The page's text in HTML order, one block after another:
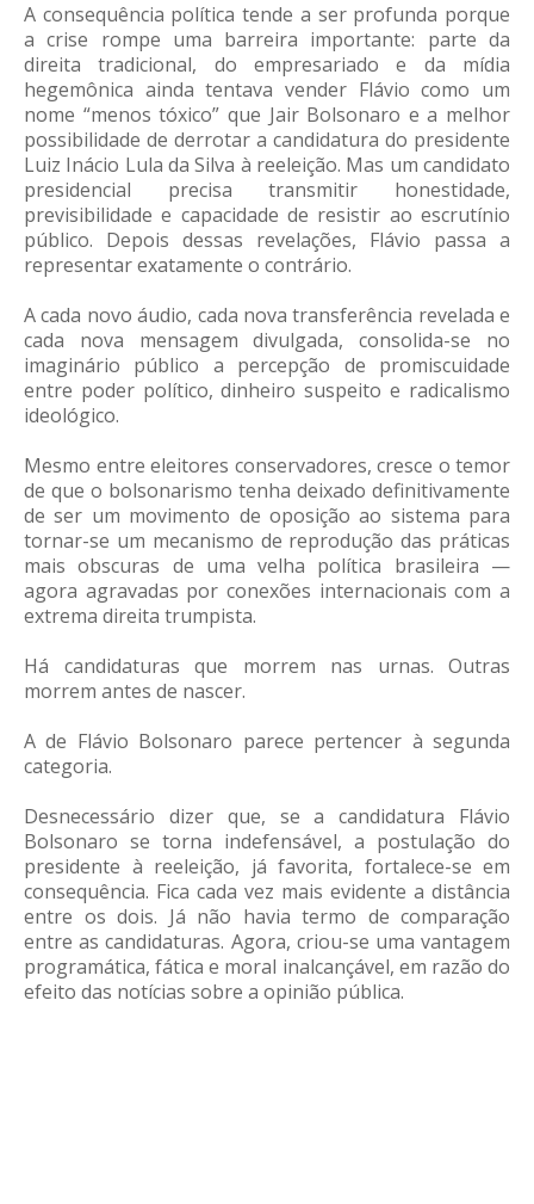
A consequência política tende a ser profunda porque
a crise rompe uma barreira importante: parte da
direita tradicional, do empresariado e da mídia
hegemônica ainda tentava vender Flávio como um
nome “menos tóxico” que Jair Bolsonaro e a melhor
possibilidade de derrotar a candidatura do presidente
Luiz Inácio Lula da Silva à reeleição. Mas um candidato
presidencial precisa transmitir honestidade,
previsibilidade e capacidade de resistir ao escrutínio
público. Depois dessas revelações, Flávio passa a
representar exatamente o contrário.
A cada novo áudio, cada nova transferência revelada e
cada nova mensagem divulgada, consolida-se no
imaginário público a percepção de promiscuidade
entre poder político, dinheiro suspeito e radicalismo
ideológico.
Mesmo entre eleitores conservadores, cresce o temor
de que o bolsonarismo tenha deixado definitivamente
de ser um movimento de oposição ao sistema para
tornar-se um mecanismo de reprodução das práticas
mais obscuras de uma velha política brasileira —
agora agravadas por conexões internacionais com a
extrema direita trumpista.
Há candidaturas que morrem nas urnas. Outras
morrem antes de nascer.
A de Flávio Bolsonaro parece pertencer à segunda
categoria.
Desnecessário dizer que, se a candidatura Flávio
Bolsonaro se torna indefensável, a postulação do
presidente à reeleição, já favorita, fortalece-se em
consequência. Fica cada vez mais evidente a distância
entre os dois. Já não havia termo de comparação
entre as candidaturas. Agora, criou-se uma vantagem
programática, fática e moral inalcançável, em razão do
efeito das notícias sobre a opinião pública.